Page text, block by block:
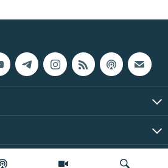
RFE/RL, Inc. | Все права защищены.